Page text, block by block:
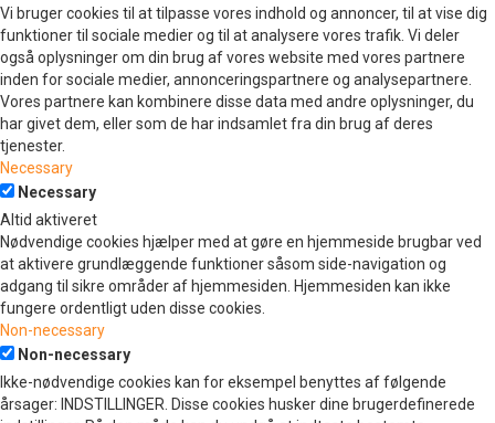
Vi bruger cookies til at tilpasse vores indhold og annoncer, til at vise dig
funktioner til sociale medier og til at analysere vores trafik. Vi deler
også oplysninger om din brug af vores website med vores partnere
inden for sociale medier, annonceringspartnere og analysepartnere.
Vores partnere kan kombinere disse data med andre oplysninger, du
har givet dem, eller som de har indsamlet fra din brug af deres
tjenester.
Necessary
Necessary
Altid aktiveret
Nødvendige cookies hjælper med at gøre en hjemmeside brugbar ved
at aktivere grundlæggende funktioner såsom side-navigation og
adgang til sikre områder af hjemmesiden. Hjemmesiden kan ikke
fungere ordentligt uden disse cookies.
Non-necessary
Non-necessary
Ikke-nødvendige cookies kan for eksempel benyttes af følgende
årsager: INDSTILLINGER. Disse cookies husker dine brugerdefinerede